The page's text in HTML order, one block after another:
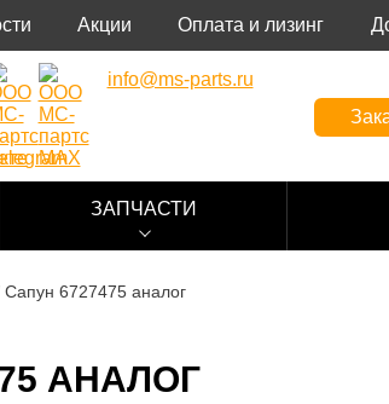
Акции Оплата и лизинг
info@ms-parts.ru
ЗАПЧАСТИ
Сапун 6727475 аналог
АНАЛОГ